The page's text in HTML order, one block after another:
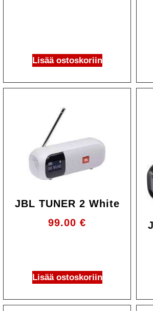
Lisää ostoskoriin
JBL TUNER 2 White
99.00€
Lisää ostoskoriin